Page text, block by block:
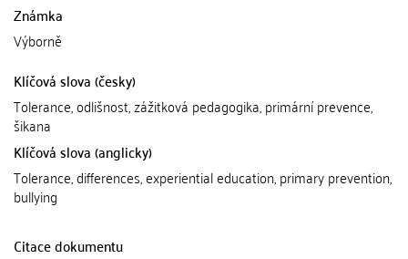
Známka
Výborně
Klíčová slova (česky)
Tolerance, odlišnost, zážitková pedagogika, primární prevence,
šikana
Klíčová slova (anglicky)
Tolerance, differences, experiential education, primary prevention,
bullying
Citace dokumentu